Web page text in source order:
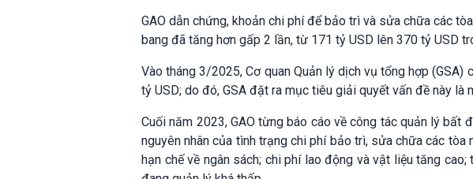
GAO dẫn chứng, khoản chi phí để bảo trì và sửa chữa các
bang đã tăng hơn gấp 2 lần, từ 171 tỷ USD lên 370 tỷ USD
Vào tháng 3/2025, Cơ quan Quản lý dịch vụ tổng hợp
tỷ USD; do đó, GSA đặt ra mục tiêu giải quyết vấn đề này là
Cuối năm 2023, GAO từng báo cáo về công tác quản lý bất
nguyên nhân của tình trạng chi phí bảo trì, sửa chữa các
hạn chế về ngân sách; chi phí lao động và vật liệu tăng